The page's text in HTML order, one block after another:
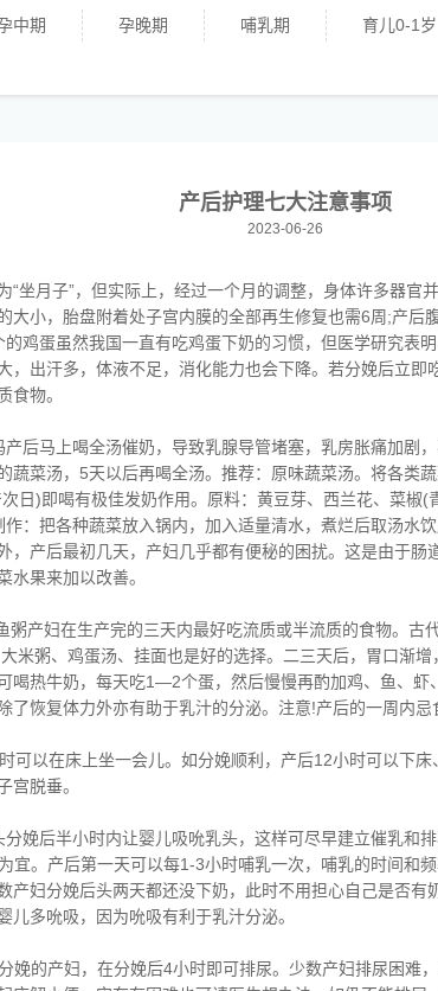
中期 孕晚期 哺乳期 育儿0-1岁
产后护理七大注意事项
2023-06-26
“坐月子”，但实际上，经过一个月的调整，身体许多器官
大小，胎盘附着处子宫内膜的全部再生修复也需6周;产后
鸡蛋虽然我国一直有吃鸡蛋下奶的习惯，但医学研究表
，出汗多，体液不足，消化能力也会下降。若分娩后立
食物。
后马上喝全汤催奶，导致乳腺导管堵塞，乳房胀痛加剧
蔬菜汤，5天以后再喝全汤。推荐：原味蔬菜汤。将各类
日)即喝有极佳发奶作用。原料：黄豆芽、西兰花、菜椒
：把各种蔬菜放入锅内，加入适量清水，煮烂后取汤水
，产后最初几天，产妇几乎都有便秘的困扰。这是由于
水果来加以改善。
粥产妇在生产完的三天内最好吃流质或半流质的食物。古
米粥、鸡蛋汤、挂面也是好的选择。二三天后，胃口渐
喝热牛奶，每天吃1—2个蛋，然后慢慢再酌加鸡、鱼、虾
了恢复体力外亦有助于乳汁的分泌。注意!产后的一周内
可以在床上坐一会儿。如分娩顺利，产后12小时可以下
宫脱垂。
娩后半小时内让婴儿吸吮乳头，这样可尽早建立催乳和
宜。产后第一天可以每1-3小时哺乳一次，哺乳的时间和
产妇分娩后头两天都还没下奶，此时不用担心自己是否有
儿多吮吸，因为吮吸有利于乳汁分泌。
娩的产妇，在分娩后4小时即可排尿。少数产妇排尿困难